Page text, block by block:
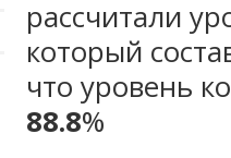
рассчитали
который
что уровень
88.8%